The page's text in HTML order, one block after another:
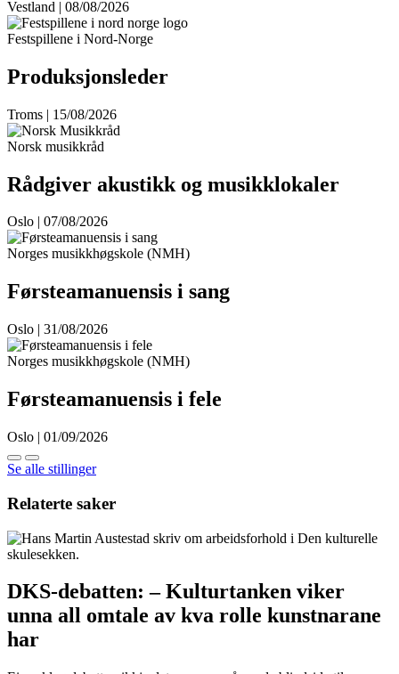
Vestland | 08/08/2026
Festspillene i Nord-Norge
Produksjonsleder
Troms | 15/08/2026
Norsk musikkråd
Rådgiver akustikk og musikklokaler
Oslo | 07/08/2026
Norges musikkhøgskole (NMH)
Førsteamanuensis i sang
Oslo | 31/08/2026
Norges musikkhøgskole (NMH)
Førsteamanuensis i fele
Oslo | 01/09/2026
Se alle stillinger
Relaterte saker
DKS-debatten: – Kulturtanken viker
unna all omtale av kva rolle kunstnarane
har